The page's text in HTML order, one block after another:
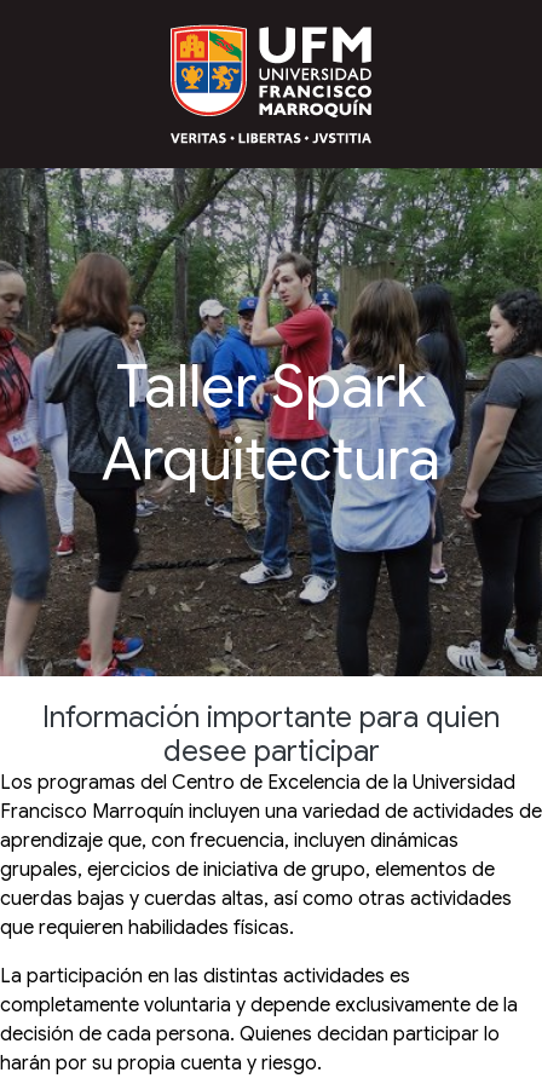
Taller Spark
Arquitectura
Información importante para quien
desee participar
Los programas del Centro de Excelencia de la Universidad
Francisco Marroquín incluyen una variedad de actividades de
aprendizaje que, con frecuencia, incluyen dinámicas
grupales, ejercicios de iniciativa de grupo, elementos de
cuerdas bajas y cuerdas altas, así como otras actividades
que requieren habilidades físicas.
La participación en las distintas actividades es
completamente voluntaria y depende exclusivamente de la
decisión de cada persona. Quienes decidan participar lo
harán por su propia cuenta y riesgo.